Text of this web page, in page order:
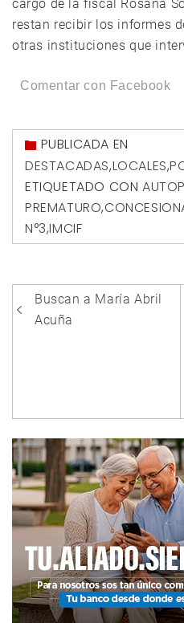
cargo de la fiscal Rosana
restan recibir los informes
otras instituciones que
Comentar con Facebook
PUBLICADA EN
DESTACADAS,LOCALES,
ETIQUETADO CON
PREMATURO,
N°3,IMCIF
Navegación
de
Buscan a María Abril
Acuña